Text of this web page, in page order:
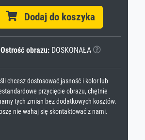
Dodaj do koszyka
Ostrość obrazu:DOSKONAŁA
chcesz dostosować jasność i kolor lub
przycięcie obrazu, chętnie
tych zmian bez dodatkowych kosztów.
nie wahaj się skontaktować z nami.